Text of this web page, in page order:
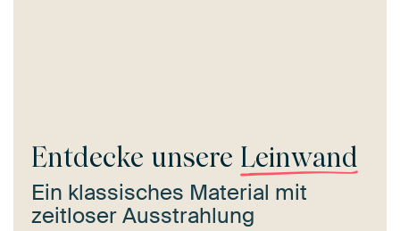
Entdecke unsere Leinwand
Ein klassisches Material mit
zeitloser Ausstrahlung